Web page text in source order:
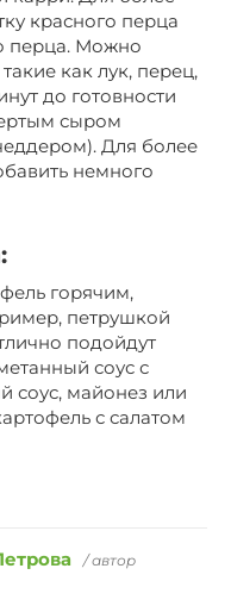
красного перца
перца. Можно
как лук, перец,
до готовности
сыром
Для более
немного
горячим,
петрушкой
подойдут
соус с
соус, майонез или
с салатом
/ автор